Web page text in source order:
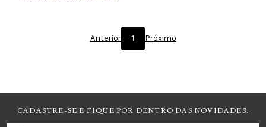
Anterior 1 Próximo
CADASTRE-SE E FIQUE POR DENTRO DAS NOVIDADES.